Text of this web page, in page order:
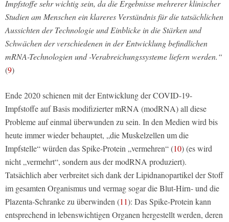
Impfstoffe sehr wichtig sein, da die Ergebnisse mehrerer klinischer
Studien am Menschen ein klareres Verständnis für die tatsächlichen
Aussichten der Technologie und Einblicke in die Stärken und
Schwächen der verschiedenen in der Entwicklung befindlichen
mRNA-Technologien und -Verabreichungssysteme liefern werden.“
(9)
Ende 2020 schienen mit der Entwicklung der COVID-19-
Impfstoffe auf Basis modifizierter mRNA (modRNA) all diese
Probleme auf einmal überwunden zu sein. In den Medien wird bis
heute immer wieder behauptet, „die Muskelzellen um die
Impfstelle“ würden das Spike-Protein „vermehren“ (10) (es wird
nicht „vermehrt“, sondern aus der modRNA produziert).
Tatsächlich aber verbreitet sich dank der Lipidnanopartikel der Stoff
im gesamten Organismus und vermag sogar die Blut-Hirn- und die
Plazenta-Schranke zu überwinden (11): Das Spike-Protein kann
entsprechend in lebenswichtigen Organen hergestellt werden, deren